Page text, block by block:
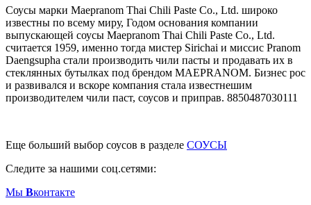
Соусы марки Maepranom Thai Chili Paste Co., Ltd. широко
известны по всему миру, Годом основания компании
выпускающей соусы Maepranom Thai Chili Paste Co., Ltd.
считается 1959, именно тогда мистер Sirichai и миссис Pranom
Daengsupha стали производить чили пасты и продавать их в
стеклянных бутылках под брендом MAEPRANOM. Бизнес рос
и развивался и вскоре компания стала известнешим
производителем чили паст, соусов и приправ. 8850487030111
Еще больший выбор соусов в разделе СОУСЫ
Следите за нашими соц.сетями:
Мы Вконтакте